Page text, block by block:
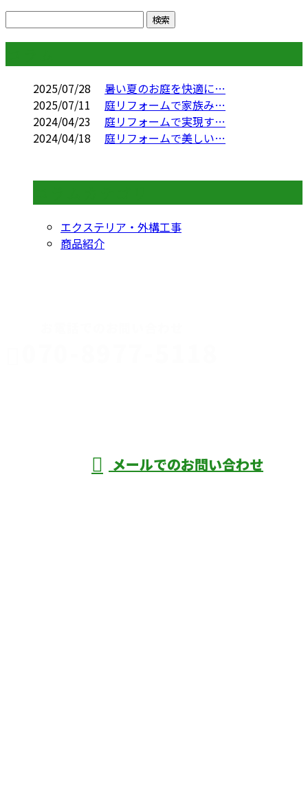
2025/07/28
暑い夏のお庭を快適に…
2025/07/11
庭リフォームで家族み…
2024/04/23
庭リフォームで実現す…
2024/04/18
庭リフォームで美しい…
エクステリア・外構工事
商品紹介
メールでのお問い合わせ